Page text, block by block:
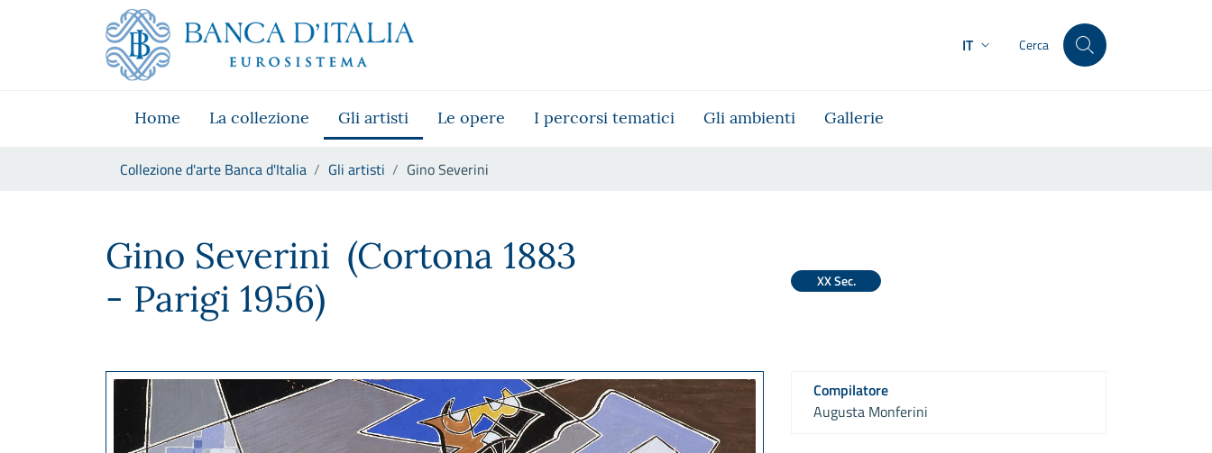
Skip to Main Content
Vai al sito istituzionale
Vai al menu di navigazione
Vai alla ricerca
Vai ai contenuti
IT Cerca
Home La collezione Gli artisti Le opere I percorsi tematici Gli ambienti Gallerie
Collezione d'arte Banca d'Italia Gli artisti Gino Severini
Gino Severini (Cortona 1883
- Parigi 1956)
XX Sec.
Compilatore
Augusta Monferini